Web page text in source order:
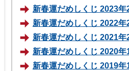
新春運だめしくじ 2023
新春運だめしくじ 2022
新春運だめしくじ 2021
新春運だめしくじ 2020
新春運だめしくじ 2019